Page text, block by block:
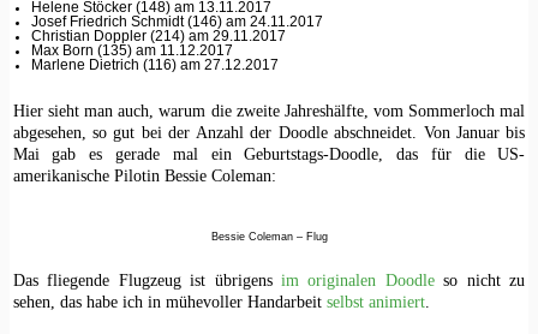
Helene Stöcker (148) am 13.11.2017
Josef Friedrich Schmidt (146) am 24.11.2017
Christian Doppler (214) am 29.11.2017
Max Born (135) am 11.12.2017
Marlene Dietrich (116) am 27.12.2017
Hier sieht man auch, warum die zweite Jahreshälfte, vom Sommerloch mal
abgesehen, so gut bei der Anzahl der Doodle abschneidet. Von Januar bis
Mai gab es gerade mal ein Geburtstags-Doodle, das für die US-
amerikanische Pilotin Bessie Coleman:
Bessie Coleman – Flug
Das fliegende Flugzeug ist übrigens im originalen Doodleso nicht zu
sehen, das habe ich in mühevoller Handarbeit selbst animiert.